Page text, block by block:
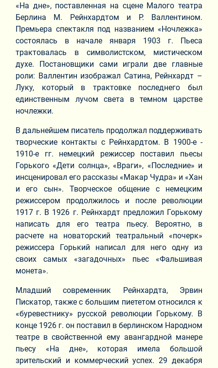
«На дне», поставленная на сцене Малого театра
Берлина М. Рейнхардтом и Р. Валлентином.
Премьера спектакля под названием «Ночлежка»
состоялась в начале января 1903 г. Пьеса
трактовалась в символистском, мистическом
духе. Постановщики сами играли две главные
роли: Валлентин изображал Сатина, Рейнхардт –
Луку, который в трактовке последнего был
единственным лучом света в темном царстве
ночлежки.
В дальнейшем писатель продолжал поддерживать
творческие контакты с Рейнхардтом. В 1900-е -
1910-е гг. немецкий режиссер поставил пьесы
Горького «Дети солнца», «Враги», «Последние» и
инсценировал его рассказы «Макар Чудра» и «Хан
и его сын». Творческое общение с немецким
режиссером продолжилось и после революции
1917 г. В 1926 г. Рейнхардт предложил Горькому
написать для его театра пьесу. Вероятно, в
расчете на новаторский театральный «почерк»
режиссера Горький написал для него одну из
своих самых «загадочных» пьес «Фальшивая
монета».
Младший современник Рейнхардта, Эрвин
Пискатор, также с большим пиететом относился к
«буревестнику» русской революции Горькому. В
конце 1926 г. он поставил в берлинском Народном
театре в свойственной ему авангардной манере
пьесу «На дне», которая имела большой
зрительский и коммерческий успех. 29 декабря